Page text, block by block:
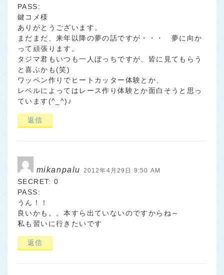
PASS:
鍵コメ様
ありがとうございます。
まだまだ、来年以降の夢の話ですが・・・ 夢に向か
って頑張ります。
タジマ君もいつも一人ぼっちですが、皆に見てもらう
と喜ぶかも(笑)
ワッペン作りでヒートカッター体験とか、
レベルによってはレース作り体験とか面白そうと思っ
ています(^_^)♪
返信
mikanpalu 2012年4月29日 9:50 AM
SECRET: 0
PASS:
うん！！
良いかも。。本すら出ていないのですからね～
私も習いに行きたいです
返信